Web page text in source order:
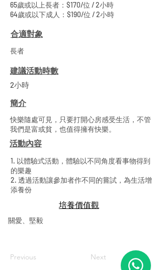
65歲或以上長者：$170/位 / 2小時
64歲或以下成人：$190/位 / 2小時
合適對象
長者
建議活動時數
2小時
簡介
快樂隨處可見，只要打開心房感受生活，不管
我們是富或貧，也值得擁有快樂。
活動內容
1. 以體驗式活動，體驗以不同角度看事物得到
的樂趣
2. 透過活動讓參加者作不同的嘗試，為生活增
添養份
​培養價值觀
關愛、堅毅
Previous Next